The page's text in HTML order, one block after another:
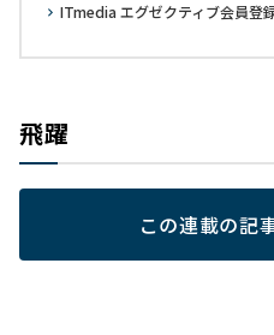
ITmedia エグゼクティブ会員登
飛躍
この連載の記